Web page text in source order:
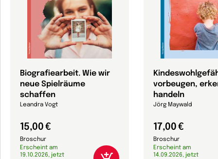
Biografiearbeit. Wie wir
neue Spielräume
schaffen
Leandra Vogt
15,00 €
Broschur
Erscheint am
19.10.2026, jetzt
vorbeugen,
handeln
Jörg Maywald
17,00 €
Broschur
Erscheint am
14.09.2026, jetzt